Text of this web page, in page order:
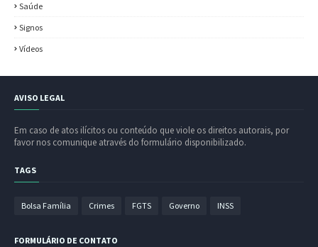
Saúde
Signos
Vídeos
AVISO LEGAL
Em caso de atos ilícitos ou conteúdo que viole os direitos autorais, por
favor nos comunique através do formulário disponibilizado.
TAGS
Bolsa Família Crimes FGTS Governo INSS
FORMULÁRIO DE CONTATO